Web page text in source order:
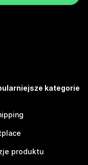
kategorie
produktu